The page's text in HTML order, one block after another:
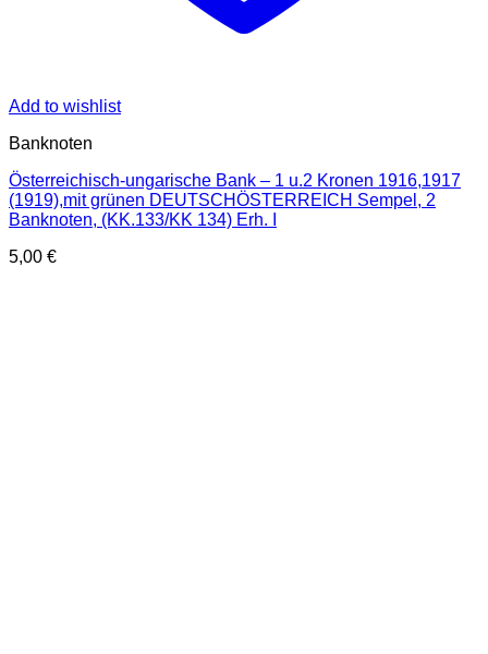
Add to wishlist
Banknoten
Österreichisch-ungarische Bank – 1 u.2 Kronen 1916,1917
(1919),mit grünen DEUTSCHÖSTERREICH Sempel, 2
Banknoten, (KK.133/KK 134) Erh. I
5,00 €